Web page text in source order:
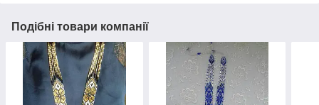
Подібні товари компанії